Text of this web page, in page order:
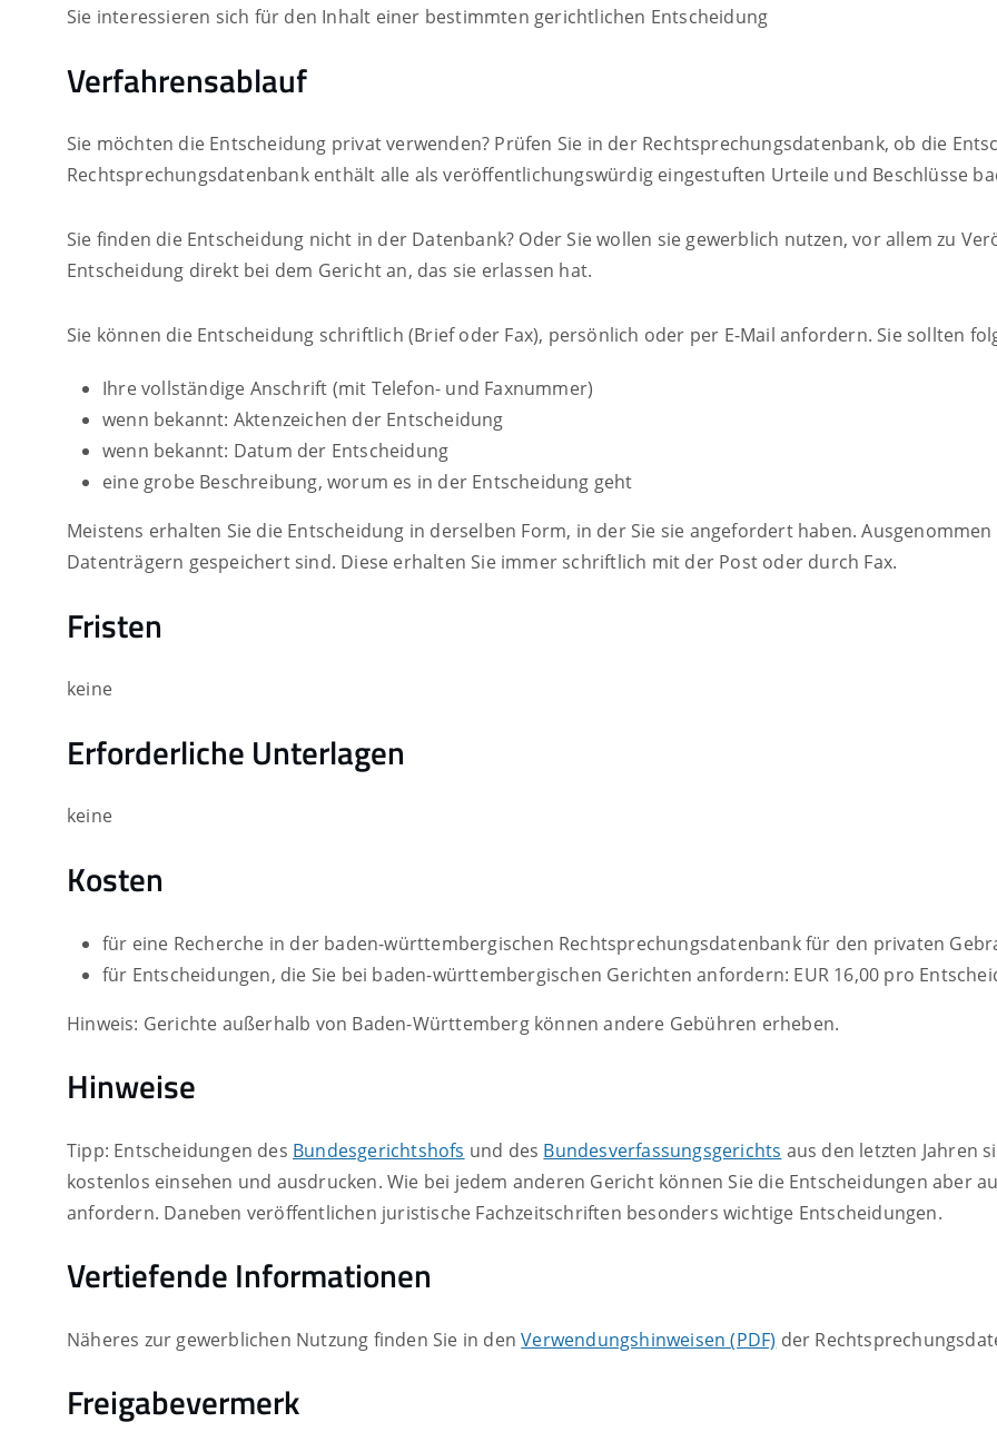
Sie interessieren sich für den Inhalt einer bestimmten gerichtlichen Entscheidung
Verfahrensablauf
Sie möchten die Entscheidung privat verwenden? Prüfen Sie in der Rechtsprechungsdatenbank, ob die
Rechtsprechungsdatenbank enthält alle als veröffentlichungswürdig eingestuften Urteile und Beschlüsse
Sie finden die Entscheidung nicht in der Datenbank? Oder Sie wollen sie gewerblich nutzen, vor allem zu
Entscheidung direkt bei dem Gericht an, das sie erlassen hat.
Sie können die Entscheidung schriftlich (Brief oder Fax), persönlich oder per E-Mail anfordern. Sie sollten
Ihre vollständige Anschrift (mit Telefon- und Faxnummer)
wenn bekannt: Aktenzeichen der Entscheidung
wenn bekannt: Datum der Entscheidung
eine grobe Beschreibung, worum es in der Entscheidung geht
Meistens erhalten Sie die Entscheidung in derselben Form, in der Sie sie angefordert haben.
Datenträgern gespeichert sind. Diese erhalten Sie immer schriftlich mit der Post oder durch Fax.
Fristen
keine
Erforderliche Unterlagen
keine
Kosten
für eine Recherche in der baden-württembergischen Rechtsprechungsdatenbank für den privaten
für Entscheidungen, die Sie bei baden-württembergischen Gerichten anfordern: EUR 16,00 pro
Hinweis: Gerichte außerhalb von Baden-Württemberg können andere Gebühren erheben.
Hinweise
Tipp: Entscheidungen des Bundesgerichtshofs und des Bundesverfassungsgerichts aus den letzten Jahren
kostenlos einsehen und ausdrucken. Wie bei jedem anderen Gericht können Sie die Entscheidungen aber
anfordern. Daneben veröffentlichen juristische Fachzeitschriften besonders wichtige Entscheidungen.
Vertiefende Informationen
Näheres zur gewerblichen Nutzung finden Sie in denVerwendungshinweisen (PDF) der
Freigabevermerk